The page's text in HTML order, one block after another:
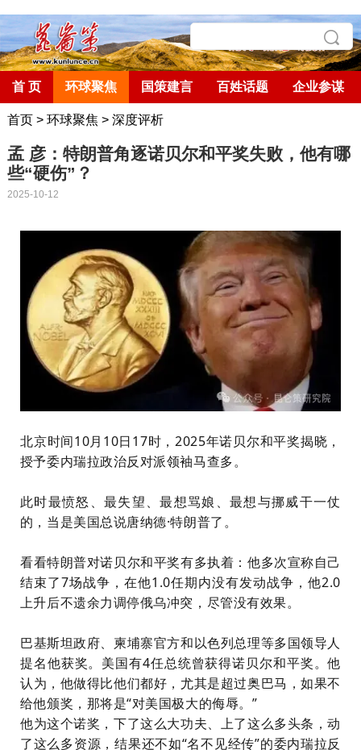
首 页 环球聚焦 国策建言 百姓话题 企业参谋
首页> 环球聚焦 > 深度评析
孟 彦：特朗普角逐诺贝尔和平奖失败，他有哪
些“硬伤”？
2025-10-12
北京时间10月10日17时，2025年诺贝尔和平奖揭晓，
授予委内瑞拉政治反对派领袖马查多。
此时最愤怒、最失望、最想骂娘、最想与挪威干一仗
的，当是美国总说唐纳德·特朗普了。
看看特朗普对诺贝尔和平奖有多执着：他多次宣称自己
结束了7场战争，在他1.0任期内没有发动战争，他2.0
上升后不遗余力调停俄乌冲突，尽管没有效果。
巴基斯坦政府、柬埔寨官方和以色列总理等多国领导人
提名他获奖。美国有4任总统曾获得诺贝尔和平奖。他
认为，他做得比他们都好，尤其是超过奥巴马，如果不
给他颁奖，那将是“对美国极大的侮辱。”
他为这个诺奖，下了这么大功夫、上了这么多头条，动
了这么多资源，结果还不如“名不见经传”的委内瑞拉反